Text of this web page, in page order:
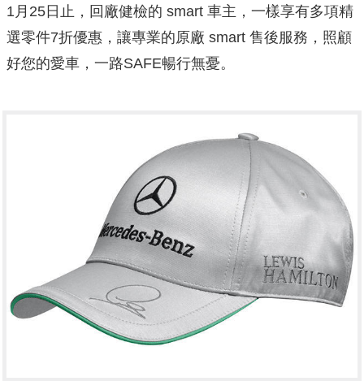
1月25日止，回廠健檢的 smart 車主，一樣享有多項精
選零件7折優惠，讓專業的原廠 smart 售後服務，照顧
好您的愛車，一路SAFE暢行無憂。